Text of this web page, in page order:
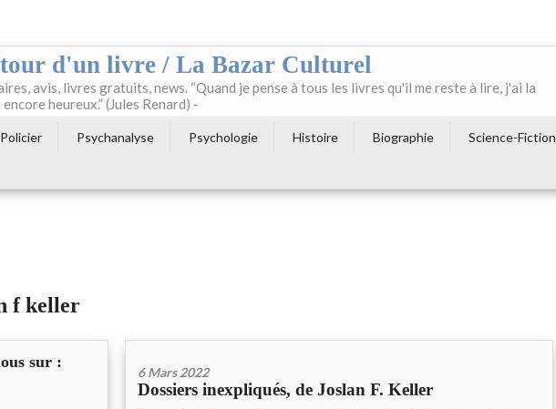
d'un livre / La Bazar Culturel
avis, livres gratuits, news. “Quand je pense à tous les livres qu'il me reste à lire, j'ai la
heureux.” (Jules Renard) -
Policier Psychanalyse Psychologie Histoire Biographie Science-Fiction
f keller
sur :
6 Mars 2022
Dossiers inexpliqués, de Joslan F. Keller